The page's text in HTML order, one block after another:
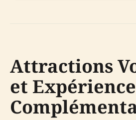
Attractions
et